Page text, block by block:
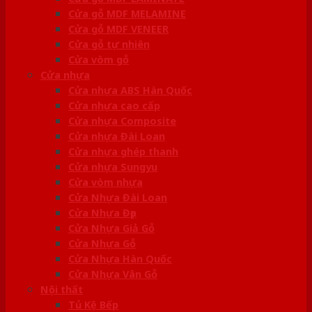
Cửa gỗ MDF MELAMINE
Cửa gỗ MDF VENEER
Cửa gỗ tự nhiên
Cửa vòm gỗ
Cửa nhựa
Cửa nhựa ABS Hàn Quốc
Cửa nhựa cao cấp
Cửa nhựa Composite
Cửa nhựa Đài Loan
Cửa nhựa ghép thanh
Cửa nhựa Sungyu
Cửa vòm nhựa
Cửa Nhựa Đài Loan
Cửa Nhựa Đẹp
Cửa Nhựa Giả Gỗ
Cửa Nhựa Gỗ
Cửa Nhựa Hàn Quốc
Cửa Nhựa Vân Gỗ
Nội thất
Tủ Kệ Bếp